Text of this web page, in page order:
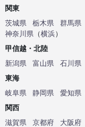
関東
茨城県
栃木県 群馬県
神奈川県 （横浜）
甲信越・北陸
新潟県
富山県 石川県
東海
岐阜県
静岡県 愛知県
関西
滋賀県
京都府 大阪府